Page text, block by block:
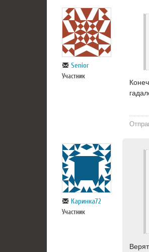
Senior
Участник
Каринка72
Участник